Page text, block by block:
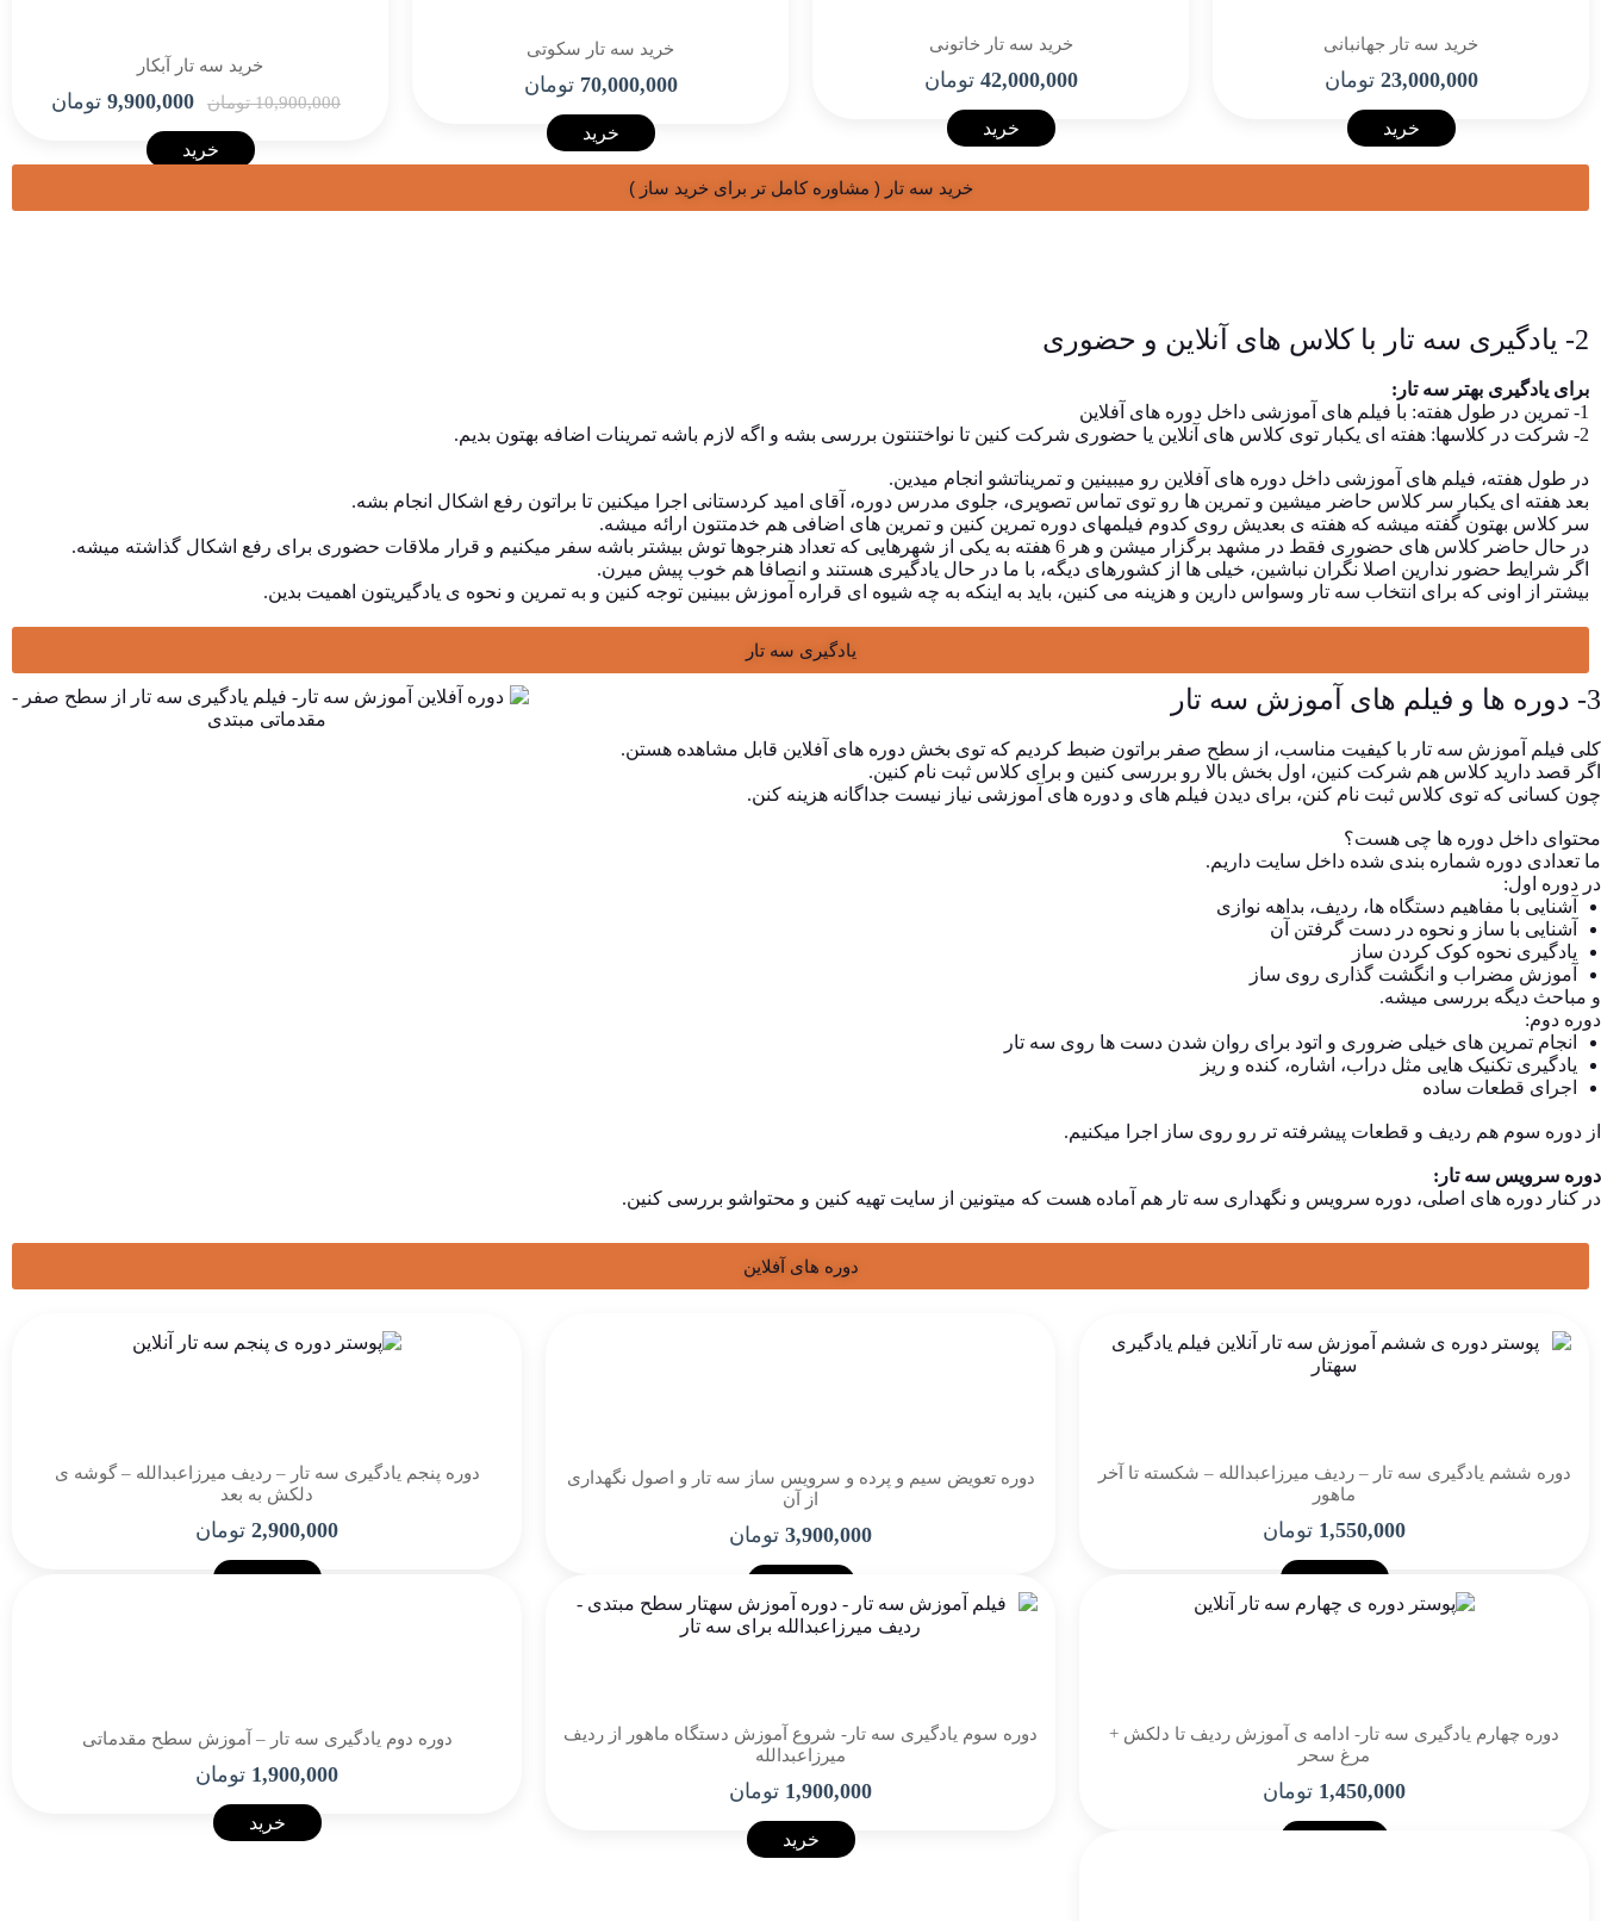
خرید سه تار جهانبانی
23,000,000 تومان
خرید
خرید سه تار خاتونی
42,000,000 تومان
خرید
خرید سه تار سکوتی
70,000,000 تومان
خرید
خرید سه تار آبکار
10,900,000 تومان 9,900,000 تومان
خرید
خرید سه تار ( مشاوره کامل تر برای خرید ساز )
2- یادگیری سه تار با کلاس های آنلاین و حضوری
برای یادگیری بهتر سه تار:
1- تمرین در طول هفته: با فیلم های آموزشی داخل دوره های آفلاین
2- شرکت در کلاسها: هفته ای یکبار توی کلاس های آنلاین یا حضوری شرکت کنین تا نواختنتون بررسی بشه و اگه لازم باشه تمرینات اضافه بهتون بدیم.
در طول هفته، فیلم های آموزشی داخل دوره های آفلاین رو میبینین و تمریناتشو انجام میدین.
بعد هفته ای یکبار سر کلاس حاضر میشین و تمرین ها رو توی تماس تصویری، جلوی مدرس دوره، آقای امید کردستانی اجرا میکنین تا براتون رفع اشکال انجام بشه.
سر کلاس بهتون گفته میشه که هفته ی بعدیش روی کدوم فیلمهای دوره تمرین کنین و تمرین های اضافی هم خدمتتون ارائه میشه.
در حال حاضر کلاس های حضوری فقط در مشهد برگزار میشن و هر 6 هفته به یکی از شهرهایی که تعداد هنرجوها توش بیشتر باشه سفر میکنیم و قرار ملاقات حضوری برای رفع اشکال گذاشته میشه.
اگر شرایط حضور ندارین اصلا نگران نباشین، خیلی ها از کشورهای دیگه، با ما در حال یادگیری هستند و انصافا هم خوب پیش میرن.
بیشتر از اونی که برای انتخاب سه تار وسواس دارین و هزینه می کنین، باید به اینکه به چه شیوه ای قراره آموزش ببینین توجه کنین و به تمرین و نحوه ی یادگیریتون اهمیت بدین.
یادگیری سه تار
3- دوره ها و فیلم های آموزش سه تار
کلی فیلم آموزش سه تار با کیفیت مناسب، از سطح صفر براتون ضبط کردیم که توی بخش دوره های آفلاین قابل مشاهده هستن.
اگر قصد دارید کلاس هم شرکت کنین، اول بخش بالا رو بررسی کنین و برای کلاس ثبت نام کنین.
چون کسانی که توی کلاس ثبت نام کنن، برای دیدن فیلم های و دوره های آموزشی نیاز نیست جداگانه هزینه کنن.
محتوای داخل دوره ها چی هست؟
ما تعدادی دوره شماره بندی شده داخل سایت داریم.
در دوره اول:
آشنایی با مفاهیم دستگاه ها، ردیف، بداهه نوازی
آشنایی با ساز و نحوه در دست گرفتن آن
یادگیری نحوه کوک کردن ساز
آموزش مضراب و انگشت گذاری روی ساز
و مباحث دیگه بررسی میشه.
دوره دوم:
انجام تمرین های خیلی ضروری و اتود برای روان شدن دست ها روی سه تار
یادگیری تکنیک هایی مثل دراب، اشاره، کنده و ریز
اجرای قطعات ساده
از دوره سوم هم ردیف و قطعات پیشرفته تر رو روی ساز اجرا میکنیم.
دوره سرویس سه تار:
در کنار دوره های اصلی، دوره سرویس و نگهداری سه تار هم آماده هست که میتونین از سایت تهیه کنین و محتواشو بررسی کنین.
دوره های آفلاین
دوره ششم یادگیری سه تار – ردیف میرزاعبدالله – شکسته تا آخر
ماهور
1,550,000 تومان
خرید
دوره تعویض سیم و پرده و سرویس ساز سه تار و اصول نگهداری
از آن
3,900,000 تومان
دوره پنجم یادگیری سه تار – ردیف میرزاعبدالله – گوشه ی
دلکش به بعد
2,900,000 تومان
خرید
دوره چهارم یادگیری سه تار- ادامه ی آموزش ردیف تا دلکش +
مرغ سحر
1,450,000 تومان
دوره سوم یادگیری سه تار- شروع آموزش دستگاه ماهور از ردیف
میرزاعبدالله
1,900,000 تومان
خرید
دوره دوم یادگیری سه تار – آموزش سطح مقدماتی
1,900,000 تومان
خرید